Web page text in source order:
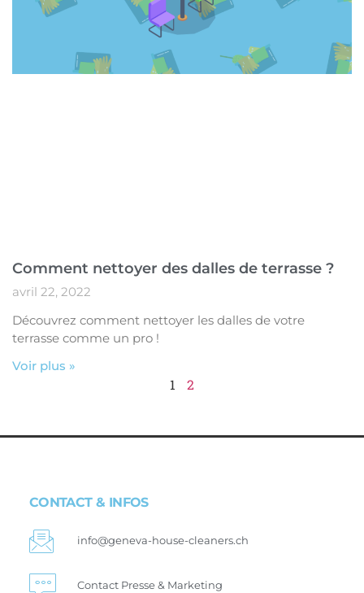
Comment nettoyer des dalles de terrasse ?
avril 22, 2022
Découvrez comment nettoyer les dalles de votre
terrasse comme un pro !
Voir plus »
1 2
CONTACT & INFOS
info@geneva-house-cleaners.ch
Contact Presse & Marketing